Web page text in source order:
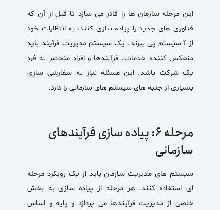
این مرحله سازمان ها را قادر می سازد تا قبل از آن که
فناوری های جدید را پیاده سازی کنند، به انتظارات خود
از آ سیستم پی ببرند. یک سیستم مدیریت فرآیند باید
منعکس کننده خدمات، فرآیندها و افراد منحصر به فرد
یک شرکت باشد. این مسئله نیاز به سفارشی سازی
بسیاری از جنبه های سیستم های سازمانی را دارد.
مرحله ۶: پیاده سازی فرآیندهای
سازمانی
سیستم های مدیریت سازمان باید از یک رویکرد مرحله
ای استفاده کنند. هر مرحله از پیاده سازی به بخش
خاصی از مدیریت فرآیندها می پردازد و پایه و اساس